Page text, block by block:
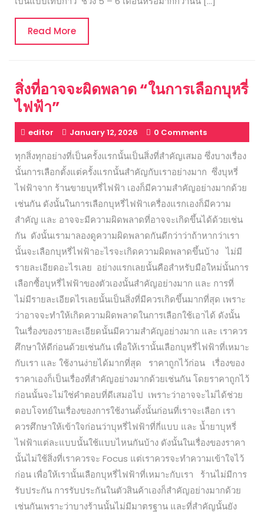
Read MoreRead
More
สิ่งที่อาจจะผิดพลาด “ในการเลือกบุหรี่
ไฟฟ้า”
editor January 12, 2026 0 Comments
ทุกสิ่งทุกอย่างที่เป็นครั้งแรกนั้นเป็นสิ่งที่สำคัญเสมอ ซึ่งบางเรื่อง
นั้นการเลือกตั้งแต่ครั้งแรกนั้นสำคัญกับเราอย่างมาก ซึ่งบุหรี่
ไฟฟ้าจาก ร้านขายบุหรี่ไฟฟ้า เองก็มีความสำคัญอย่างมากด้วย
เช่นกัน ดังนั้นในการเลือกบุหรี่ไฟฟ้าเครื่องแรกเองก็มีความ
สำคัญ และ อาจจะมีความผิดพลาดที่อาจจะเกิดขึ้นได้ด้วยเช่น
กัน ดังนั้นเรามาลองดูความผิดพลาดกันดีกว่าว่าถ้าหากว่าเรา
นั้นจะเลือกบุหรี่ไฟฟ้าอะไรจะเกิดความผิดพลาดขึ้นบ้าง ไม่มี
รายละเอียดอะไรเลย อย่างแรกเลยนั้นคือสำหรับมือใหม่นั้นการ
เลือกซื้อบุหรี่ไฟฟ้าของตัวเองนั้นสำคัญอย่างมาก และ การที่
ไม่มีรายละเอียดไรเลยนั้นเป็นสิ่งที่มีควรเกิดขึ้นมากที่สุด เพราะ
ว่าอาจจะทำให้เกิดความผิดพลาดในการเลือกใช้เอาได้ ดังนั้น
ในเรื่องของรายละเอียดนั้นมีความสำคัญอย่างมาก และ เราควร
ศึกษาให้ดีก่อนด้วยเช่นกัน เพื่อให้เรานั้นเลือกบุหรี่ไฟฟ้าที่เหมาะ
กับเรา และ ใช้งานง่ายได้มากที่สุด ราคาถูกไว้ก่อน เรื่องของ
ราคาเองก็เป็นเรื่องที่สำคัญอย่างมากด้วยเช่นกัน โดยราคาถูกไว้
ก่อนนั้นจะไม่ใช่คำตอบที่ดีเสมอไป เพราะว่าอาจจะไม่ได้ช่วย
ตอบโจทย์ในเรื่องของการใช้งานดั้งนั้นก่อนที่เราจะเลือก เรา
ควรศึกษาให้เข้าใจก่อนว่าบุหรี่ไฟฟ้าที่กี่แบบ และ น้ำยาบุหรี่
ไฟฟ้าแต่ละแบบนั้นใช้แบบไหนกันบ้าง ดังนั้นในเรื่องของราคา
นั้นไม่ใช้สิ่งที่เราควรจะ Focus แต่เราควรจะทำความเข้าใจไว้
ก่อน เพื่อให้เรานั้นเลือกบุหรี่ไฟฟ้าที่เหมาะกับเรา ร้านไม่มีการ
รับประกัน การรับประกันในตัวสินค้าเองก็สำคัญอย่างมากด้วย
เช่นกันเพราะว่าบางร้านนั้นไม่มีมาตรฐาน และที่สำคัญนั้นยัง